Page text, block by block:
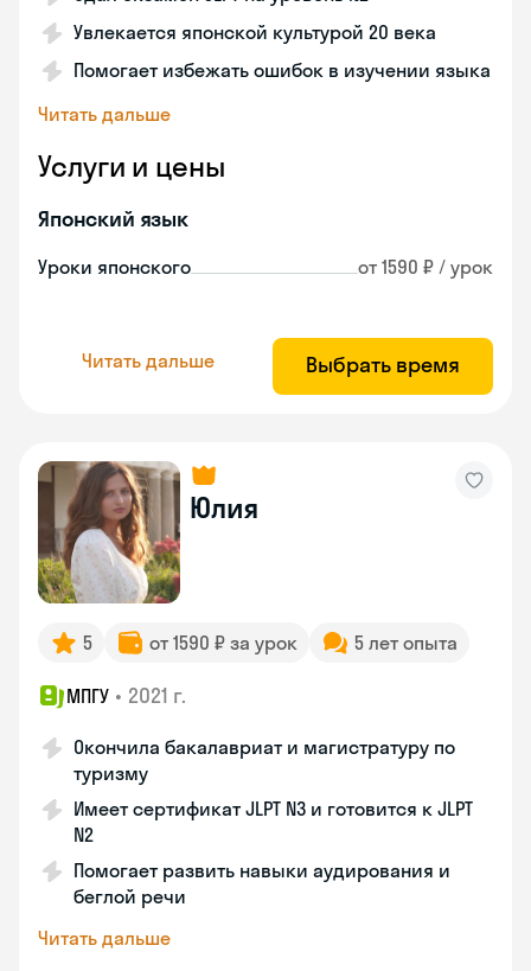
Увлекается японской культурой 20 века
Помогает избежать ошибок в изучении языка
Читать дальше
Услуги и цены
Японский язык
Уроки японского от 1590 ₽ / урок
Читать дальше Выбрать время
Юлия
5 от 1590 ₽ за урок 5 лет опыта
МПГУ • 2021 г.
Окончила бакалавриат и магистратуру по
туризму
Имеет сертификат JLPT N3 и готовится к JLPT
N2
Помогает развить навыки аудирования и
беглой речи
Читать дальше